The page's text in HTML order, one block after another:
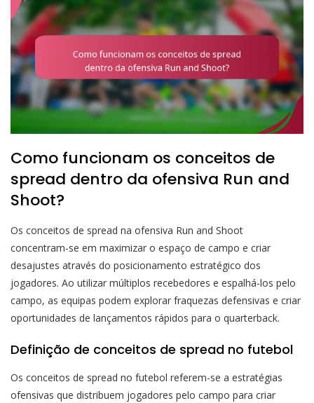
Como funcionam os conceitos de
spread dentro da ofensiva Run and
Shoot?
Os conceitos de spread na ofensiva Run and Shoot
concentram-se em maximizar o espaço de campo e criar
desajustes através do posicionamento estratégico dos
jogadores. Ao utilizar múltiplos recebedores e espalhá-los pelo
campo, as equipas podem explorar fraquezas defensivas e criar
oportunidades de lançamentos rápidos para o quarterback.
Definição de conceitos de spread no futebol
Os conceitos de spread no futebol referem-se a estratégias
ofensivas que distribuem jogadores pelo campo para criar